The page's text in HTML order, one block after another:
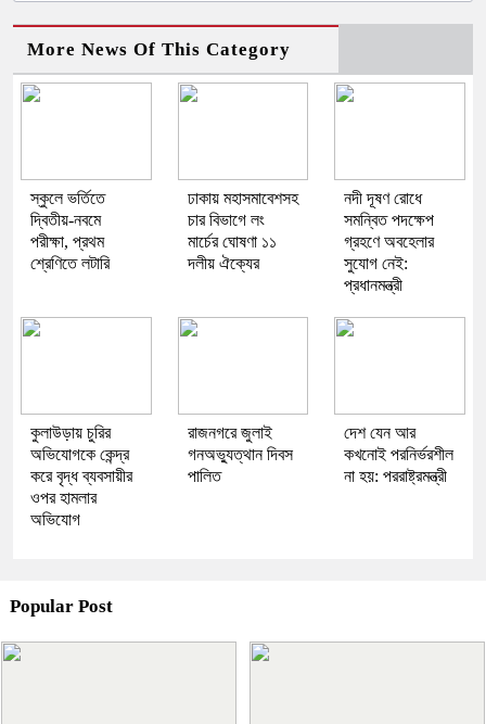
More News Of This Category
স্কুলে ভর্তিতে
দ্বিতীয়-নবমে
পরীক্ষা, প্রথম
শ্রেণিতে লটারি
ঢাকায় মহাসমাবেশসহ
চার বিভাগে লং
মার্চের ঘোষণা ১১
দলীয় ঐক্যের
নদী দূষণ রোধে
সমন্বিত পদক্ষেপ
গ্রহণে অবহেলার
সুযোগ নেই:
প্রধানমন্ত্রী
কুলাউড়ায় চুরির
অভিযোগকে কেন্দ্র
করে বৃদ্ধ ব্যবসায়ীর
ওপর হামলার
অভিযোগ
রাজনগরে জুলাই
গনঅভ্যুত্থান দিবস
পালিত
দেশ যেন আর
কখনোই পরনির্ভরশীল
না হয়: পররাষ্ট্রমন্ত্রী
Popular Post